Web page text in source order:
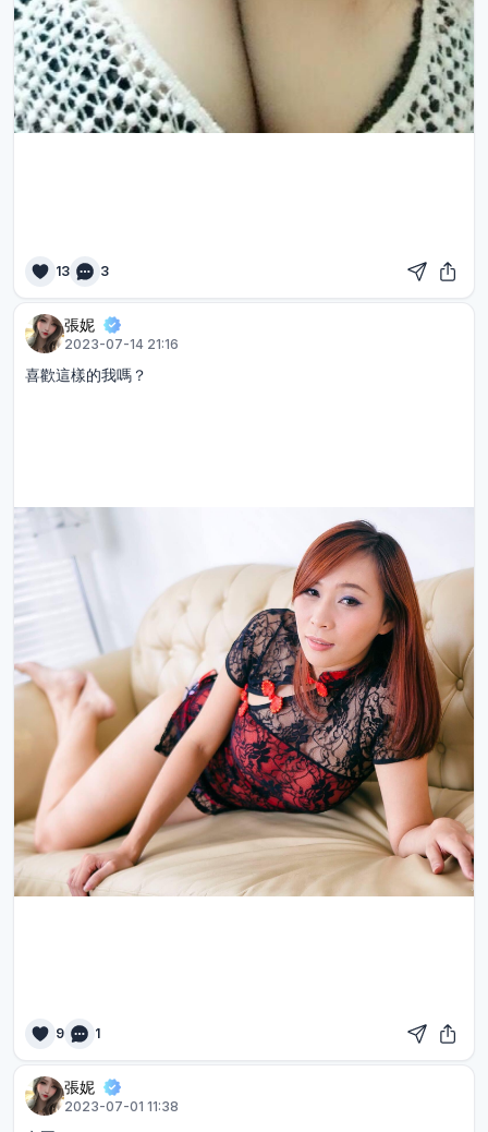
13 3
張妮
2023-07-14 21:16
喜歡這樣的我嗎？
9 1
張妮
2023-07-01 11:38